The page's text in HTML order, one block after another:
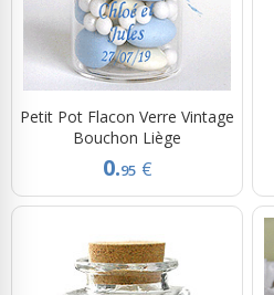
Petit Pot Flacon Verre Vintage
Bouchon Liège
0.95 €